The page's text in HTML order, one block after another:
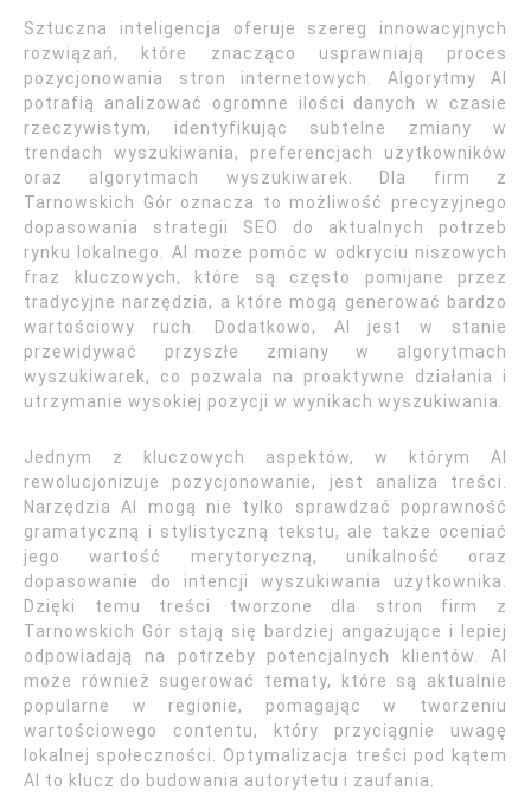
Sztuczna inteligencja oferuje szereg innowacyjnych
rozwiązań, które znacząco usprawniają proces
pozycjonowania stron internetowych. Algorytmy AI
potrafią analizować ogromne ilości danych w czasie
rzeczywistym, identyfikując subtelne zmiany w
trendach wyszukiwania, preferencjach użytkowników
oraz algorytmach wyszukiwarek. Dla firm z
Tarnowskich Gór oznacza to możliwość precyzyjnego
dopasowania strategii SEO do aktualnych potrzeb
rynku lokalnego. AI może pomóc w odkryciu niszowych
fraz kluczowych, które są często pomijane przez
tradycyjne narzędzia, a które mogą generować bardzo
wartościowy ruch. Dodatkowo, AI jest w stanie
przewidywać przyszłe zmiany w algorytmach
wyszukiwarek, co pozwala na proaktywne działania i
utrzymanie wysokiej pozycji w wynikach wyszukiwania.
Jednym z kluczowych aspektów, w którym AI
rewolucjonizuje pozycjonowanie, jest analiza treści.
Narzędzia AI mogą nie tylko sprawdzać poprawność
gramatyczną i stylistyczną tekstu, ale także oceniać
jego wartość merytoryczną, unikalność oraz
dopasowanie do intencji wyszukiwania użytkownika.
Dzięki temu treści tworzone dla stron firm z
Tarnowskich Gór stają się bardziej angażujące i lepiej
odpowiadają na potrzeby potencjalnych klientów. AI
może również sugerować tematy, które są aktualnie
popularne w regionie, pomagając w tworzeniu
wartościowego contentu, który przyciągnie uwagę
lokalnej społeczności. Optymalizacja treści pod kątem
AI to klucz do budowania autorytetu i zaufania.